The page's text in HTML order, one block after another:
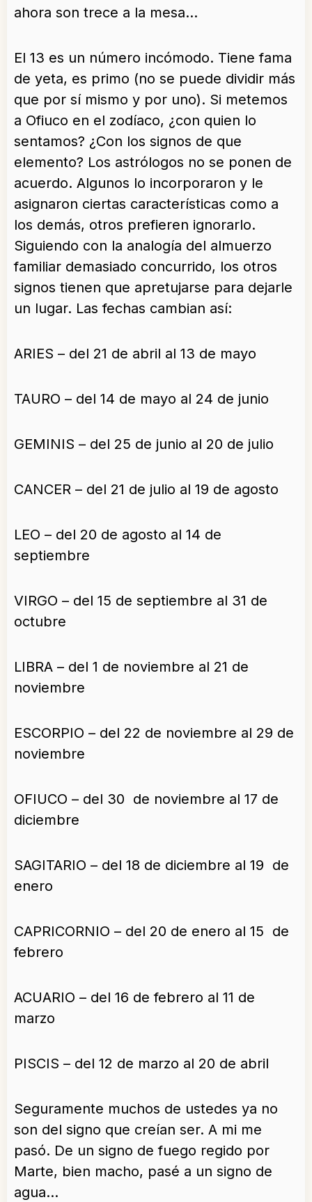
ahora son trece a la mesa…
El 13 es un número incómodo. Tiene fama
de yeta, es primo (no se puede dividir más
que por sí mismo y por uno). Si metemos
a Ofiuco en el zodíaco, ¿con quien lo
sentamos? ¿Con los signos de que
elemento? Los astrólogos no se ponen de
acuerdo. Algunos lo incorporaron y le
asignaron ciertas características como a
los demás, otros prefieren ignorarlo.
Siguiendo con la analogía del almuerzo
familiar demasiado concurrido, los otros
signos tienen que apretujarse para dejarle
un lugar. Las fechas cambian así:
ARIES – del 21 de abril al 13 de mayo
TAURO – del 14 de mayo al 24 de junio
GEMINIS – del 25 de junio al 20 de julio
CANCER – del 21 de julio al 19 de agosto
LEO – del 20 de agosto al 14 de
septiembre
VIRGO – del 15 de septiembre al 31 de
octubre
LIBRA – del 1 de noviembre al 21 de
noviembre
ESCORPIO – del 22 de noviembre al 29 de
noviembre
OFIUCO – del 30 de noviembre al 17 de
diciembre
SAGITARIO – del 18 de diciembre al 19 de
enero
CAPRICORNIO – del 20 de enero al 15 de
febrero
ACUARIO – del 16 de febrero al 11 de
marzo
PISCIS – del 12 de marzo al 20 de abril
Seguramente muchos de ustedes ya no
son del signo que creían ser. A mi me
pasó. De un signo de fuego regido por
Marte, bien macho, pasé a un signo de
agua…